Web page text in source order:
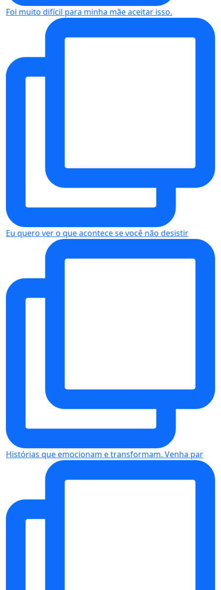
Foi muito difícil para minha mãe aceitar isso.
Eu quero ver o que acontece se você não desistir
Histórias que emocionam e transformam. Venha par